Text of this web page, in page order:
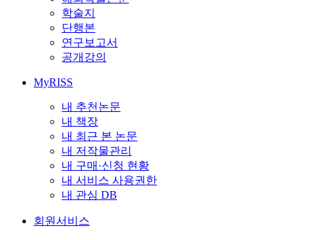
학술지
단행본
연구보고서
공개강의
MyRISS
내 추천논문
내 책장
내 최근 본 논문
내 저작물관리
내 구매·신청 현황
내 서비스 사용권한
내 관심 DB
회원서비스